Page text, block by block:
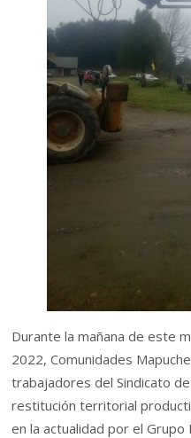
Durante la mañana de este
2022, Comunidades
trabajadores del Sindicato
restitución territorial
en la actualidad por el Grupo